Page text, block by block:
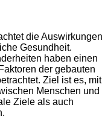
die
Gesundheit.
haben einen
der gebauten
Ziel ist es, mit
Menschen und
Ziele als auch